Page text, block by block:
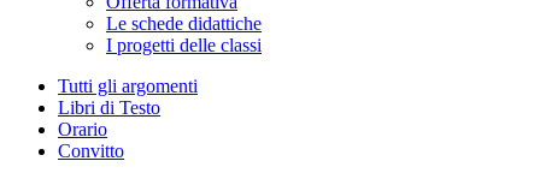
Le schede didattiche
I progetti delle classi
Tutti gli argomenti
Libri di Testo
Orario
Convitto